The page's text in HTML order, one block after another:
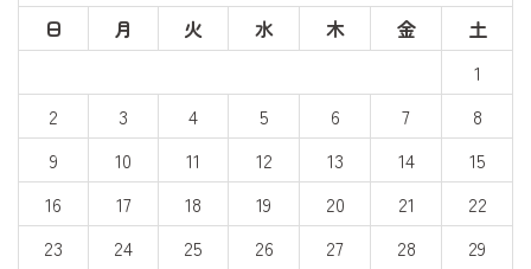
日
月 火 水 木 金
土
1
2
3 4 5 6 7
8
9
10 11 12 13 14
15
16
17 18 19 20 21
22
23
24 25 26 27 28 29